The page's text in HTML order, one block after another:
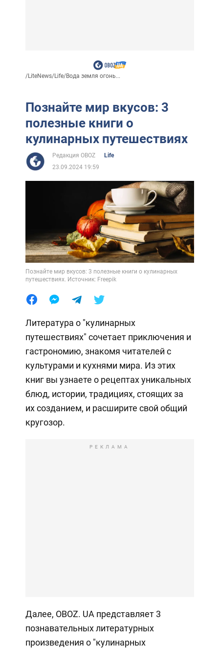
/LiteNews/Life/Вода земля огонь...
Познайте мир вкусов: 3
полезные книги о
кулинарных путешествиях
Редакция OBOZ
Life
23.09.2024 19:59
Познайте мир вкусов: 3 полезные книги о кулинарных
путешествиях. Источник: Freepik
Литература о "кулинарных
путешествиях" сочетает приключения и
гастрономию, знакомя читателей с
культурами и кухнями мира. Из этих
книг вы узнаете о рецептах уникальных
блюд, истории, традициях, стоящих за
их созданием, и расширите свой общий
кругозор.
РЕКЛАМА
Далее, OBOZ. UA представляет 3
познавательных литературных
произведения о "кулинарных